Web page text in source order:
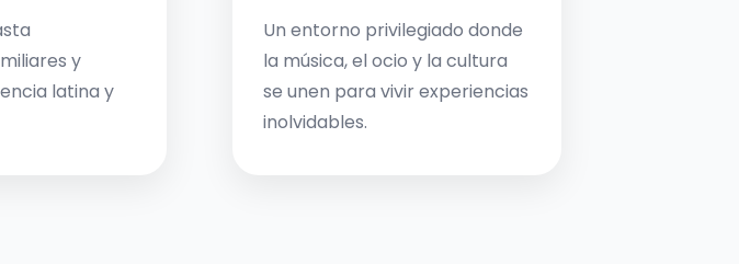
y
latina y
Un entorno privilegiado donde
la música, el ocio y la cultura
se unen para vivir experiencias
inolvidables.